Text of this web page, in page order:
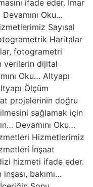
ifade eder. İmar
Oku…
Sayısal
Haritalar
fotogrametri
verilerin dijital
Oku… Altyapı
Ölçüm
projelerinin doğru
sağlamak için
Devamını Oku…
Hizmetlerimiz
İnşaat
hizmeti ifade eder.
bakımı…